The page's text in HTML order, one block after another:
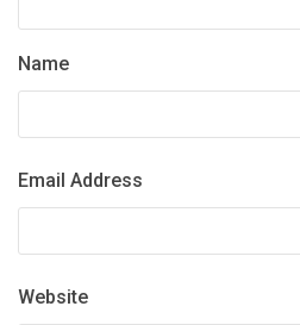
Name
Email Address
Website